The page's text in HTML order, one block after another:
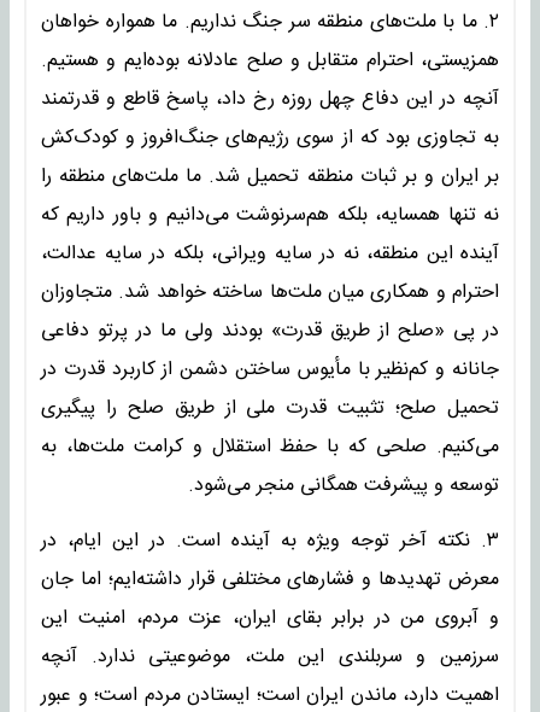
۲. ما با ملت‌های منطقه سر جنگ نداریم. ما همواره خواهان
همزیستی، احترام متقابل و صلح عادلانه بوده‌ایم و هستیم.
آنچه در این دفاع چهل روزه رخ داد، پاسخ قاطع و قدرتمند
به تجاوزی بود که از سوی رژیم‌های جنگ‌افروز و کودک‌کش
بر ایران و بر ثبات منطقه تحمیل شد. ما ملت‌های منطقه را
نه تنها همسایه، بلکه هم‌سرنوشت می‌دانیم و باور داریم که
آینده این منطقه، نه در سایه ویرانی، بلکه در سایه عدالت،
احترام و همکاری میان ملت‌ها ساخته خواهد شد. متجاوزان
در پی «صلح از طریق قدرت» بودند ولی ما در پرتو دفاعی
جانانه و کم‌نظیر با مأیوس ساختن دشمن از کاربرد قدرت در
تحمیل صلح؛ تثبیت قدرت ملی از طریق صلح را پیگیری
می‌کنیم. صلحی که با حفظ استقلال و کرامت ملت‌ها، به
توسعه و پیشرفت همگانی منجر می‌شود.
۳. نکته آخر توجه ویژه به آینده است. در این ایام، در
معرض تهدیدها و فشارهای مختلفی قرار داشته‌ایم؛ اما جان
و آبروی من در برابر بقای ایران، عزت مردم، امنیت این
سرزمین و سربلندی این ملت، موضوعیتی ندارد. آنچه
اهمیت دارد، ماندن ایران است؛ ایستادن مردم است؛ و عبور